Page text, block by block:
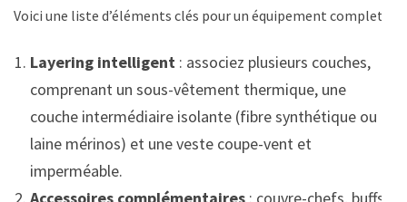
Voici une liste d’éléments clés pour un équipement complet :
Layering intelligent : associez plusieurs couches,
comprenant un sous-vêtement thermique, une
couche intermédiaire isolante (fibre synthétique ou
laine mérinos) et une veste coupe-vent et
imperméable.
Accessoires complémentaires : couvre-chefs, buffs